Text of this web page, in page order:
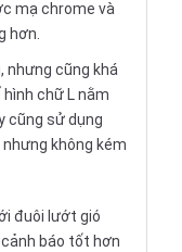
mạ chrome và
hơn.
nhưng cũng khá
chữ L nằm
cũng sử dụng
không kém
đuôi lướt gió
báo tốt hơn